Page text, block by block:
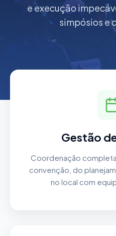
e execução
simpósios e
Gestão
Coordenação
convenção, do
no local com